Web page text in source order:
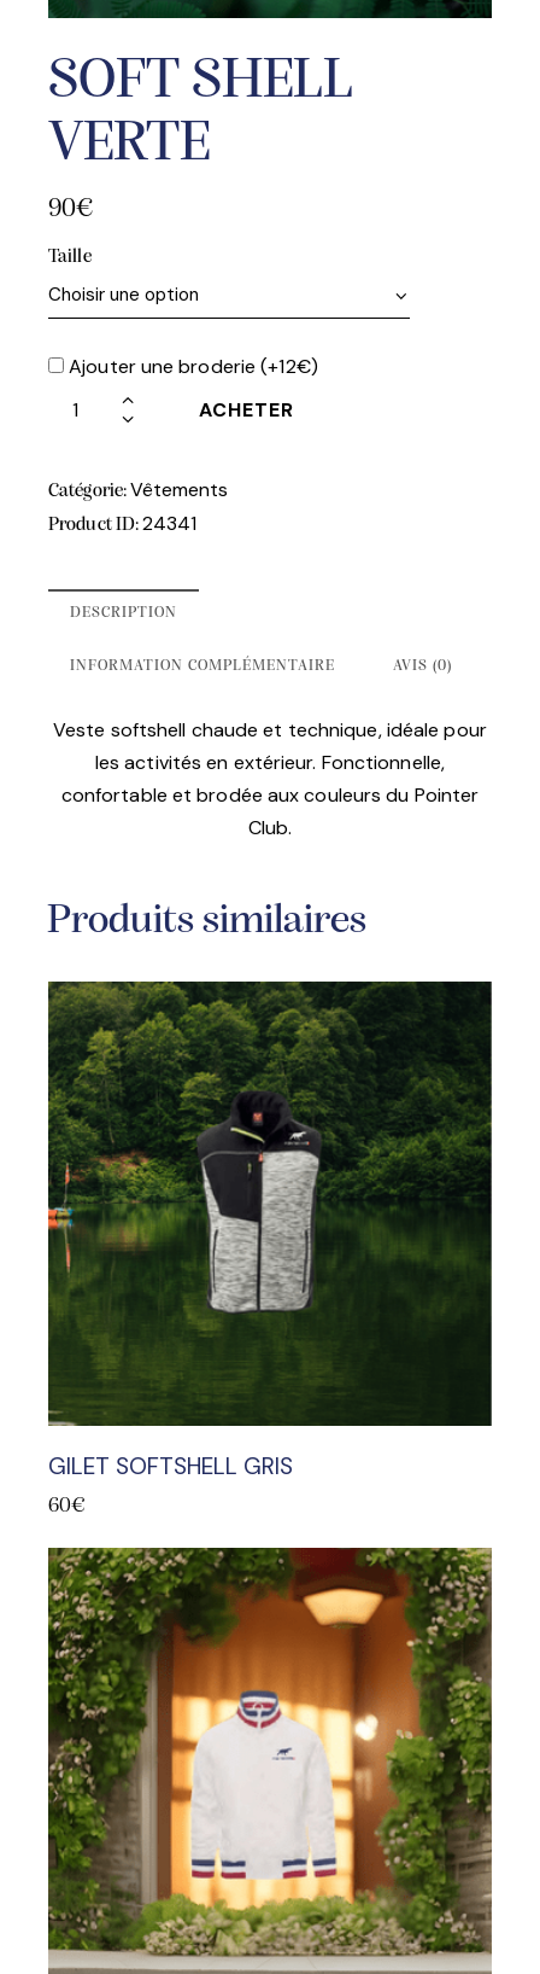
SOFT SHELL
VERTE
90€
Taille
Ajouter une broderie (+12€)
ACHETER
Catégorie:Vêtements
Product ID:24341
DESCRIPTION
INFORMATION COMPLÉMENTAIRE AVIS (0)
Veste softshell chaude et technique, idéale pour
les activités en extérieur. Fonctionnelle,
confortable et brodée aux couleurs du Pointer
Club.
Produits similaires
GILET SOFTSHELL GRIS
60€